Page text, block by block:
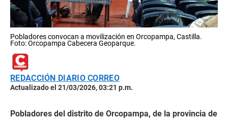
Pobladores convocan a movilización en Orcopampa, Castilla.
Foto: Orcopampa Cabecera Geoparque.
REDACCIÓN DIARIO CORREO
Actualizado el 21/03/2026, 03:21 p.m.
Pobladores del distrito de Orcopampa, de la provincia de